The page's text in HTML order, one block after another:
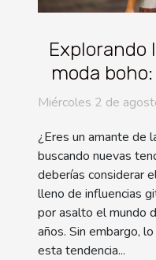
Explorando
moda
Miércoles 2 de
¿Eres un amante de
buscando nuevas
deberías considerar
lleno de influencias
por asalto el mundo
años. Sin embargo,
esta tendencia...